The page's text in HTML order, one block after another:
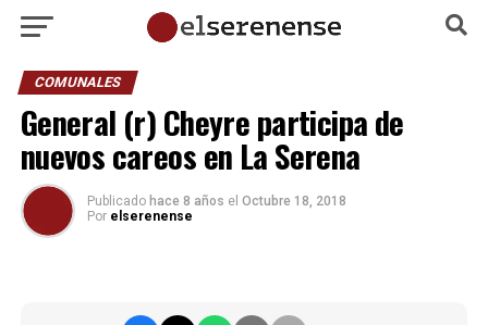
COMUNALES
General (r) Cheyre participa de
nuevos careos en La Serena
Publicado hace 8 años el Octubre 18, 2018
Por elserenense